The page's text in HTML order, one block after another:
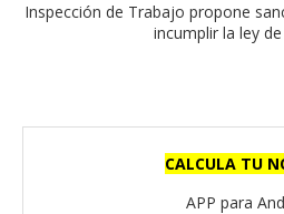
Inspección de Trabajo propone
incumplir la ley
CALCULA TU
APP para